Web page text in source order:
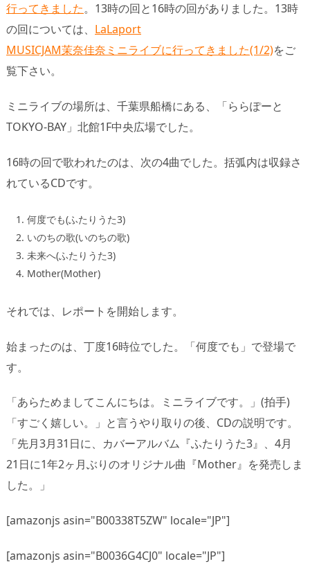
行ってきました。13時の回と16時の回がありました。13時
の回については、 LaLaport
MUSICJAM茉奈佳奈ミニライブに行ってきました(1/2)をご
覧下さい。
ミニライブの場所は、千葉県船橋にある、「ららぽーと
TOKYO-BAY」北館1F中央広場でした。
16時の回で歌われたのは、次の4曲でした。括弧内は収録さ
れているCDです。
何度でも(ふたりうた3)
いのちの歌(いのちの歌)
未来へ(ふたりうた3)
Mother(Mother)
それでは、レポートを開始します。
始まったのは、丁度16時位でした。「何度でも」で登場で
す。
「あらためましてこんにちは。ミニライブです。」(拍手)
「すごく嬉しい。」と言うやり取りの後、CDの説明です。
「先月3月31日に、カバーアルバム『ふたりうた3』、4月
21日に1年2ヶ月ぶりのオリジナル曲『Mother』を発売しま
した。」
[amazonjs asin="B00338T5ZW" locale="JP"]
[amazonjs asin="B0036G4CJ0" locale="JP"]